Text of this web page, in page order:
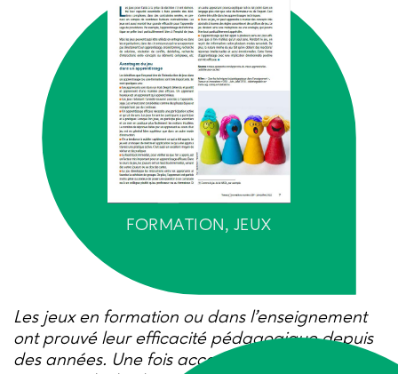
FORMATION, JEUX
Les jeux en formation ou dans l’enseignement
ont prouvé leur efficacité pédagogique depuis
des années. Une fois accepté comme une